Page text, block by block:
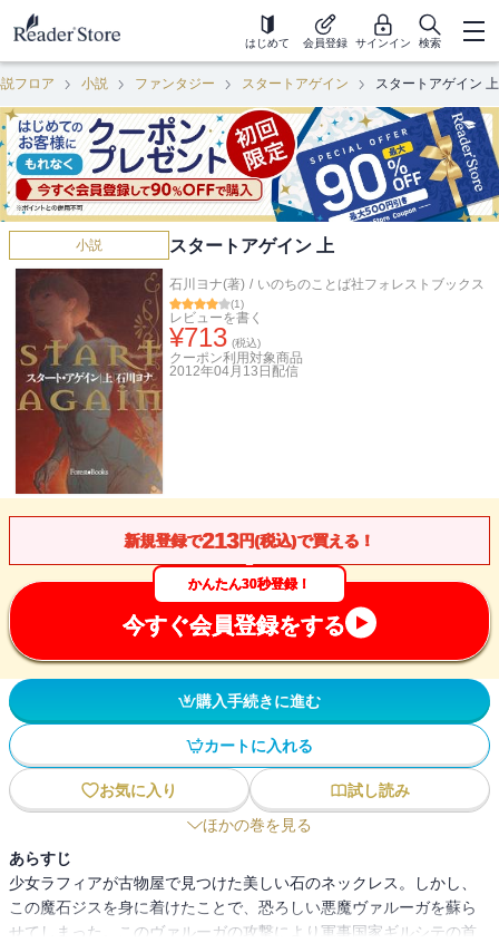
はじめて 会員登録 サインイン 検索
フロア 小説 ファンタジー スタートアゲイン スタートアゲイン 上
小説 スタートアゲイン 上
石川ヨナ(著) / いのちのことば社フォレストブックス
(1)
レビューを書く
¥713 (税込)
クーポン利用対象商品
2012年04月13日 配信
新規登録で213円(税込)で買える！
かんたん30秒登録！
今すぐ会員登録をする
購入手続きに進む
カートに入れる
お気に入り
試し読み
ほかの巻を見る
あらすじ
少女ラフィアが古物屋で見つけた美しい石のネックレス。しかし、
この魔石ジスを身に着けたことで、恐ろしい悪魔ヴァルーガを蘇ら
せてしまった。このヴァルーガの攻撃により軍事国家ギルシテの首